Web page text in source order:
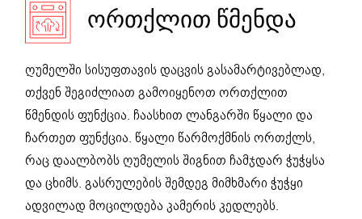
ᲝᲠᲗᲥᲚᲘᲗ ᲬᲛᲔᲜᲓᲐ
ღუმელში სისუფთავის დაცვის გასამარტივებლად,
თქვენ შეგიძლიათ გამოიყენოთ ორთქლით
წმენდის ფუნქცია. ჩაასხით ლანგარში წყალი და
ჩართეთ ფუნქცია. წყალი წარმოქმნის ორთქლს,
რაც დაალბობს ღუმელის შიგნით ჩამჯდარ ჭუჭყსა
და ცხიმს. გასრულების შემდეგ მიმხმარი ჭუჭყი
ადვილად მოცილდება კამერის კედლებს.